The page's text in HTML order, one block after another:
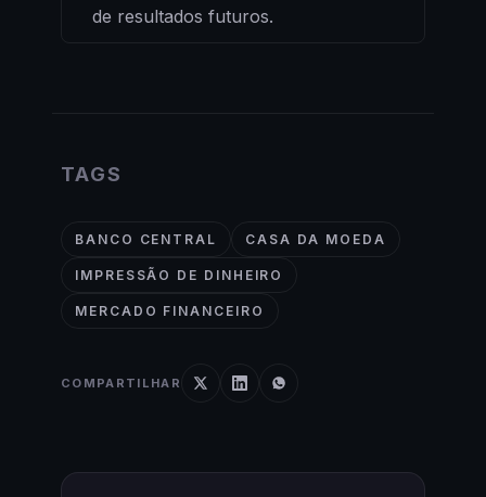
de resultados futuros.
TAGS
BANCO CENTRAL CASA DA MOEDA
IMPRESSÃO DE DINHEIRO
MERCADO FINANCEIRO
COMPARTILHAR